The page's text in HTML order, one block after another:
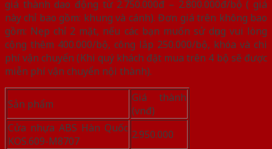
giá thành dao động từ 2.750.000đ – 2.800.000đ/bộ ( giá
này chỉ bao gồm: khung và cánh). Đơn giá trên không bao
gồm: Nẹp chỉ 2 mặt, nếu các bạn muốn sử dụng vui lòng
cộng thêm 400.000/bộ, công lắp 250.000/bộ, khóa và chi
phí vận chuyển (Khi quý khách đặt mua trên 4 bộ sẽ được
miễn phí vận chuyển nội thành).
Sản phẩm
Giá thành
(vnđ)
Cửa nhựa ABS Hàn Quốc
KOS.609-M8707
2.950.000